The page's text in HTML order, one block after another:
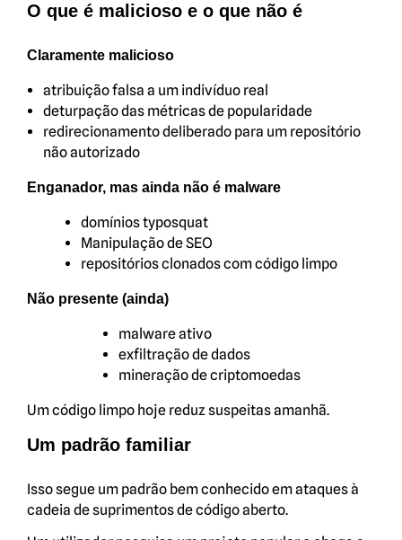
O que é malicioso e o que não é
Claramente malicioso
atribuição falsa a um indivíduo real
deturpação das métricas de popularidade
redirecionamento deliberado para um repositório
não autorizado
Enganador, mas ainda não é malware
domínios typosquat
Manipulação de SEO
repositórios clonados com código limpo
Não presente (ainda)
malware ativo
exfiltração de dados
mineração de criptomoedas
Um código limpo hoje reduz suspeitas amanhã.
Um padrão familiar
Isso segue um padrão bem conhecido em ataques à
cadeia de suprimentos de código aberto.